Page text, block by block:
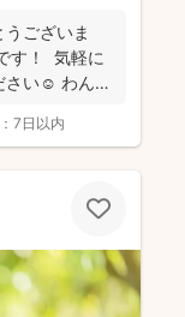
ィング業界経
お写りいただ
ございま
す！ 気軽に
さい☺︎ わんぱ
7日以内